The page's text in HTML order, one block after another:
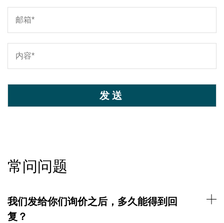
常问问题
我们发给你们询价之后，多久能得到回
复？